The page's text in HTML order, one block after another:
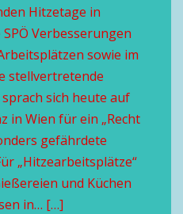
Hitzetage in
Verbesserungen
sowie im
stellvertretende
sich heute auf
in Wien für ein „Recht
gefährdete
„Hitzearbeitsplätze“
und Küchen
in… […]